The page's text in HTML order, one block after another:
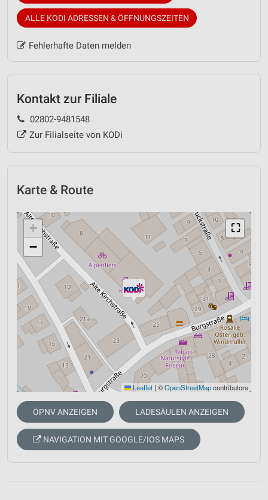
ALLE KODI ADRESSEN & ÖFFNUNGSZEITEN
Fehlerhafte Daten melden
Kontakt zur Filiale
02802-9481548
Zur Filialseite von KODi
Karte & Route
⛶
+
−
Leaflet | ©OpenStreetMapcontributors
ÖPNV ANZEIGEN LADESÄULEN ANZEIGEN
NAVIGATION MIT GOOGLE/IOS MAPS